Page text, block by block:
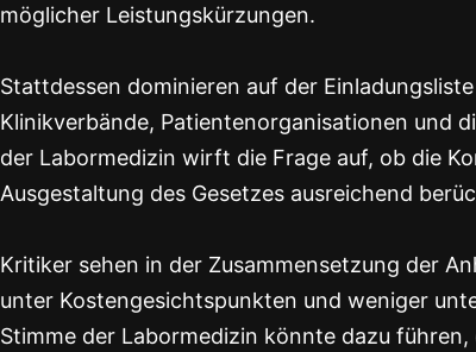
möglicher Leistungskürzungen.
Stattdessen dominieren auf der
Klinikverbände, Patientenorganisationen und
der Labormedizin wirft die Frage auf, ob die
Ausgestaltung des Gesetzes ausreichend
Kritiker sehen in der Zusammensetzung der
unter Kostengesichtspunkten und weniger
Stimme der Labormedizin könnte dazu